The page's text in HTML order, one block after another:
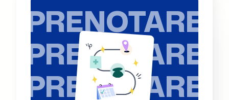
PRENOTARE
PRENOTARE
PRENOTARE